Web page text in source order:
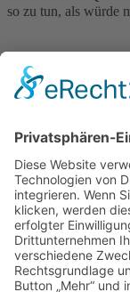
so zu tun, als würde
Quelle: Acher-und
Navigation
PUBLIC +
INTERIOR
BAUEN IM
BAUEN